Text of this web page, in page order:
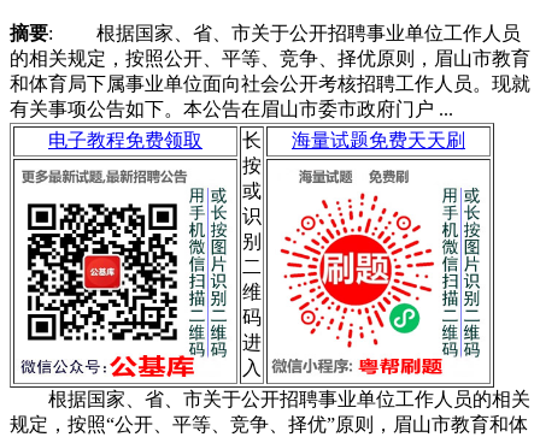
摘要: 根据国家、省、市关于公开招聘事业单位工作人员
的相关规定，按照公开、平等、竞争、择优原则，眉山市教育
和体育局下属事业单位面向社会公开考核招聘工作人员。现就
有关事项公告如下。本公告在眉山市委市政府门户 ...
电子教程免费领取
长
按
或
识
别
二
维
码
进
入
海量试题免费天天刷
根据国家、省、市关于公开招聘事业单位工作人员的相关
规定，按照“公开、平等、竞争、择优”原则，眉山市教育和体